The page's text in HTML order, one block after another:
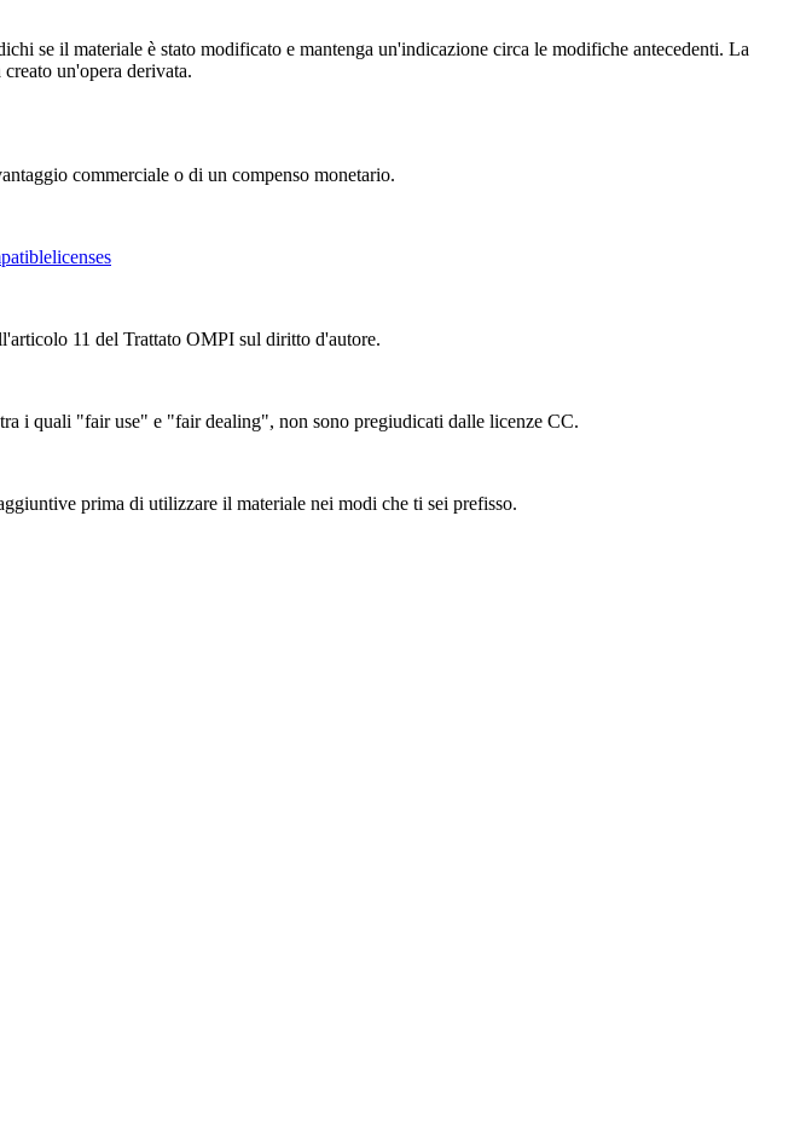
se il materiale è stato modificato e mantenga un'indicazione circa le modifiche antecedenti. La
un'opera derivata.
commerciale o di un compenso monetario.
11 del Trattato OMPI sul diritto d'autore.
i quali "fair use" e "fair dealing", non sono pregiudicati dalle licenze CC.
prima di utilizzare il materiale nei modi che ti sei prefisso.